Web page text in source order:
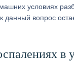
условиях
данный вопрос
в